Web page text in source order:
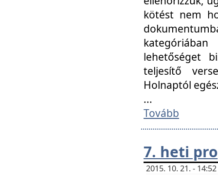
kötést nem
lehetőséget
teljesítő
Holnaptól
...
Tovább
7. heti
2015. 10. 21. -